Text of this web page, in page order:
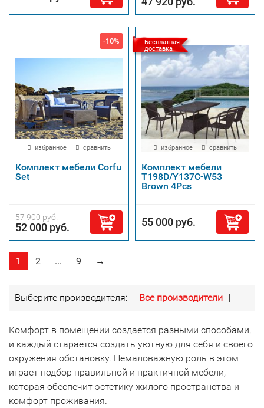
-10%
избранное сравнить
Комплект мебели Corfu
Set
57 900 руб.
52 000 руб.
Бесплатная
доставка
избранное сравнить
Комплект мебели
T198D/Y137C-W53
Brown 4Pcs
55 000 руб.
1 2 ... 9 →
Выберите производителя: Все производители |
Комфорт в помещении создается разными способами,
и каждый старается создать уютную для себя и своего
окружения обстановку. Немаловажную роль в этом
играет подбор правильной и практичной мебели,
которая обеспечит эстетику жилого пространства и
комфорт проживания.